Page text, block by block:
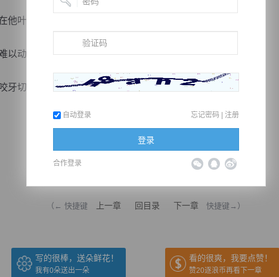
叶凌面前彻底被颠覆。
动弹半分，叶凌一拳让他筋骨尽断，想要起身都难比登天。
切齿，难以做出任何反应。
（← 快捷键 上一章 回目录 下一章 快捷键→）
写的很棒，送朵鲜花！
我有0朵送出一朵
看的很爽，我要点赞！
赞20逐浪币再看下一章
自动登录 忘记密码 | 注册
登录
合作登录